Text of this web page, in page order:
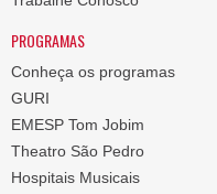
PROGRAMAS
Conheça os programas
GURI
EMESP Tom Jobim
Theatro São Pedro
Hospitais Musicais